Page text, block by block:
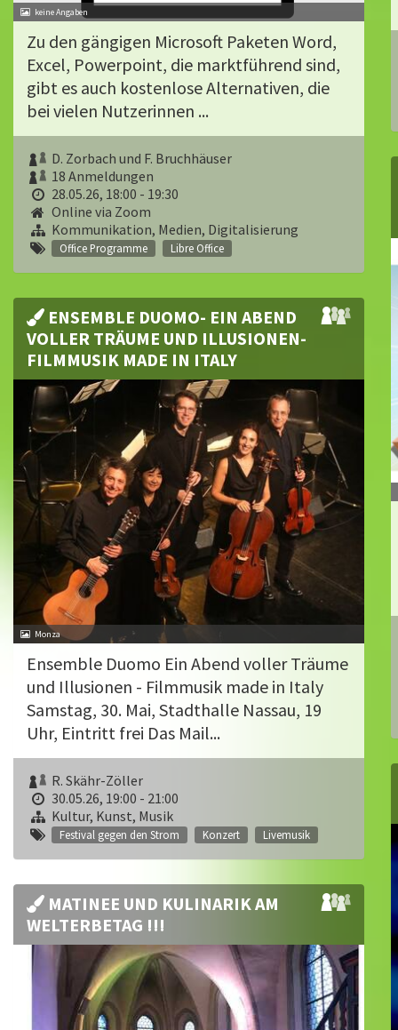
Zu den gängigen Microsoft Paketen Word,
Excel, Powerpoint, die marktführend sind,
gibt es auch kostenlose Alternativen, die
bei vielen Nutzerinnen ...
D. Zorbach und F. Bruchhäuser
18 Anmeldungen
28.05.26, 18:00 - 19:30
Online via Zoom
Kommunikation, Medien, Digitalisierung
Office Programme Libre Office
ENSEMBLE DUOMO- EIN ABEND
VOLLER TRÄUME UND ILLUSIONEN-
FILMMUSIK MADE IN ITALY
Monza
Ensemble Duomo Ein Abend voller Träume
und Illusionen - Filmmusik made in Italy
Samstag, 30. Mai, Stadthalle Nassau, 19
Uhr, Eintritt frei Das Mail...
R. Skähr-Zöller
30.05.26, 19:00 - 21:00
Kultur, Kunst, Musik
Festival gegen den Strom Konzert Livemusik
MATINEE UND KULINARIK AM
WELTERBETAG !!!